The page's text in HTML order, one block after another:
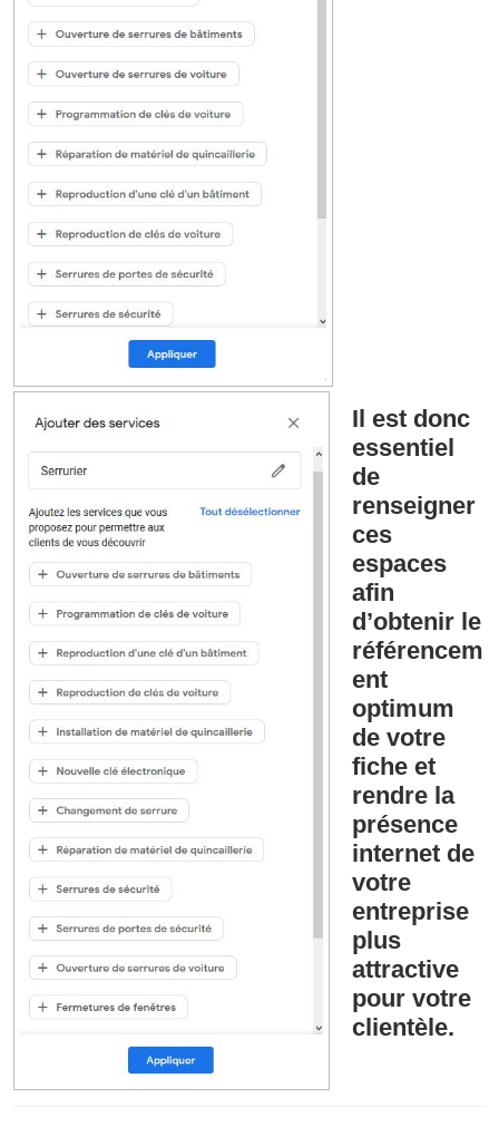
Il est donc
essentiel
de
renseigner
ces
espaces
afin
d’obtenir le
référencem
ent
optimum
de votre
fiche et
rendre la
présence
internet de
votre
entreprise
plus
attractive
pour votre
clientèle.